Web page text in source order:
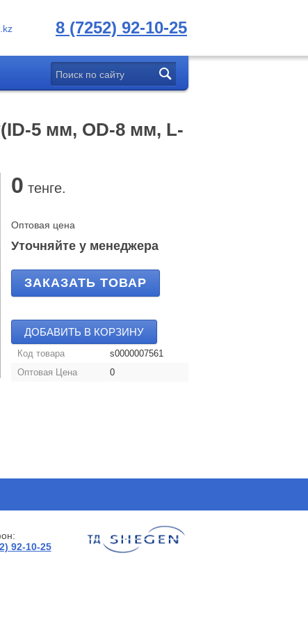
8 (7252) 92-10-25
5 мм, OD-8 мм, L-
0 тенге.
Оптовая цена
Уточняйте у менеджера
ЗАКАЗАТЬ ТОВАР
ДОБАВИТЬ В КОРЗИНУ
Код товара
s0000007561
Оптовая Цена
0
92-10-25